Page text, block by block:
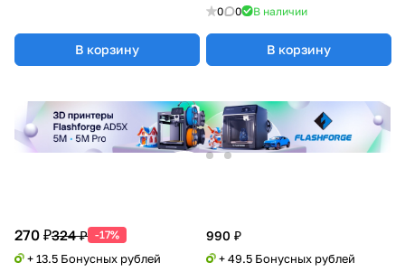
В корзину
0 0 В наличии
В корзину
270 ₽324 ₽ -17%
+ 13.5 Бонусных рублей
990 ₽
+ 49.5 Бонусных рублей